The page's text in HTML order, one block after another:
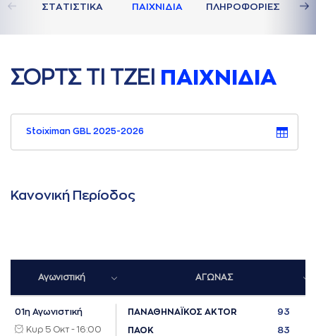
ΣΤAΤΙΣΤΙΚA ΠAΙΧΝΙΔΙA ΠΛΗΡΟΦΟΡΙΕΣ
ΣΟΡΤΣ ΤΙ ΤΖΕΙ ΠAΙΧΝΙΔΙA
Stoiximan GBL 2025-2026
Κανονική Περίοδος
Αγωνιστική ΑΓΩΝΑΣ
01η Αγωνιστική
Κυρ 5 Οκτ - 16:00
ΠΑΝΑΘΗΝΑΪΚΟΣ AKTOR 93
ΠΑΟΚ 83